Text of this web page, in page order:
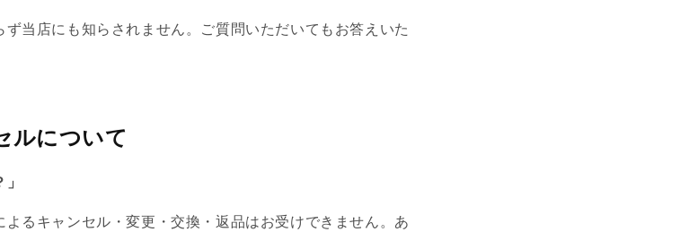
ず当店にも知らされません。ご質問いただいてもお答えいた
ルについて
るキャンセル・変更・交換・返品はお受けできません。あ